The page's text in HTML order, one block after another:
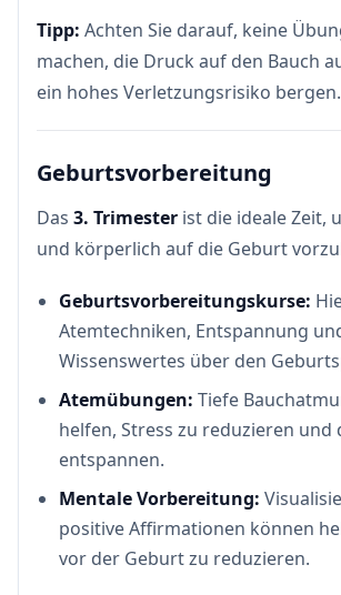
Tipp: Achten Sie darauf, keine
machen, die Druck auf den Bauch
ein hohes Verletzungsrisiko bergen.
Geburtsvorbereitung
Das 3. Trimester ist die ideale Zeit,
und körperlich auf die Geburt
Geburtsvorbereitungskurse:
Atemtechniken, Entspannung
Wissenswertes über den
Atemübungen: Tiefe
helfen, Stress zu reduzieren und
entspannen.
Mentale Vorbereitung:
positive Affirmationen können
vor der Geburt zu reduzieren.